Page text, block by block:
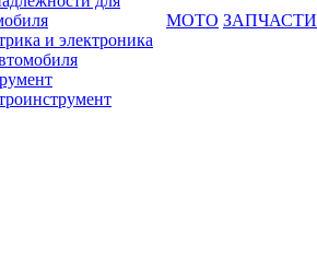
и электроника
МОТО ЗАПЧАСТИ